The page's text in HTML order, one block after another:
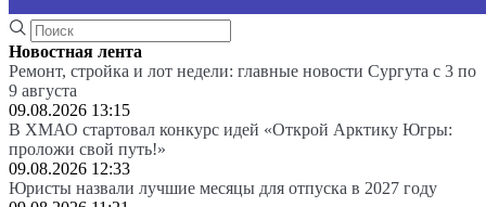
Новостная лента
Ремонт, стройка и лот недели: главные новости Сургута с 3 по
9 августа
09.08.2026 13:15
В ХМАО стартовал конкурс идей «Открой Арктику Югры:
проложи свой путь!»
09.08.2026 12:33
Юристы назвали лучшие месяцы для отпуска в 2027 году